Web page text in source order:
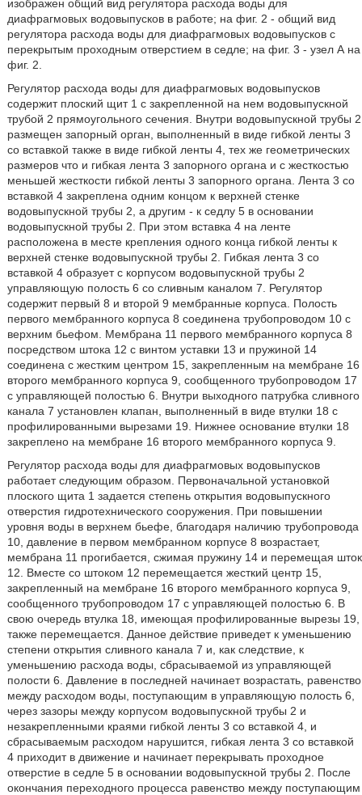
изображен общий вид регулятора расхода воды для
диафрагмовых водовыпусков в работе; на фиг. 2 - общий вид
регулятора расхода воды для диафрагмовых водовыпусков с
перекрытым проходным отверстием в седле; на фиг. 3 - узел А на
фиг. 2.
Регулятор расхода воды для диафрагмовых водовыпусков
содержит плоский щит 1 с закрепленной на нем водовыпускной
трубой 2 прямоугольного сечения. Внутри водовыпускной трубы 2
размещен запорный орган, выполненный в виде гибкой ленты 3
со вставкой также в виде гибкой ленты 4, тех же геометрических
размеров что и гибкая лента 3 запорного органа и с жесткостью
меньшей жесткости гибкой ленты 3 запорного органа. Лента 3 со
вставкой 4 закреплена одним концом к верхней стенке
водовыпускной трубы 2, а другим - к седлу 5 в основании
водовыпускной трубы 2. При этом вставка 4 на ленте
расположена в месте крепления одного конца гибкой ленты к
верхней стенке водовыпускной трубы 2. Гибкая лента 3 со
вставкой 4 образует с корпусом водовыпускной трубы 2
управляющую полость 6 со сливным каналом 7. Регулятор
содержит первый 8 и второй 9 мембранные корпуса. Полость
первого мембранного корпуса 8 соединена трубопроводом 10 с
верхним бьефом. Мембрана 11 первого мембранного корпуса 8
посредством штока 12 с винтом уставки 13 и пружиной 14
соединена с жестким центром 15, закрепленным на мембране 16
второго мембранного корпуса 9, сообщенного трубопроводом 17
с управляющей полостью 6. Внутри выходного патрубка сливного
канала 7 установлен клапан, выполненный в виде втулки 18 с
профилированными вырезами 19. Нижнее основание втулки 18
закреплено на мембране 16 второго мембранного корпуса 9.
Регулятор расхода воды для диафрагмовых водовыпусков
работает следующим образом. Первоначальной установкой
плоского щита 1 задается степень открытия водовыпускного
отверстия гидротехнического сооружения. При повышении
уровня воды в верхнем бьефе, благодаря наличию трубопровода
10, давление в первом мембранном корпусе 8 возрастает,
мембрана 11 прогибается, сжимая пружину 14 и перемещая шток
12. Вместе со штоком 12 перемещается жесткий центр 15,
закрепленный на мембране 16 второго мембранного корпуса 9,
сообщенного трубопроводом 17 с управляющей полостью 6. В
свою очередь втулка 18, имеющая профилированные вырезы 19,
также перемещается. Данное действие приведет к уменьшению
степени открытия сливного канала 7 и, как следствие, к
уменьшению расхода воды, сбрасываемой из управляющей
полости 6. Давление в последней начинает возрастать, равенство
между расходом воды, поступающим в управляющую полость 6,
через зазоры между корпусом водовыпускной трубы 2 и
незакрепленными краями гибкой ленты 3 со вставкой 4, и
сбрасываемым расходом нарушится, гибкая лента 3 со вставкой
4 приходит в движение и начинает перекрывать проходное
отверстие в седле 5 в основании водовыпускной трубы 2. После
окончания переходного процесса равенство между поступающим